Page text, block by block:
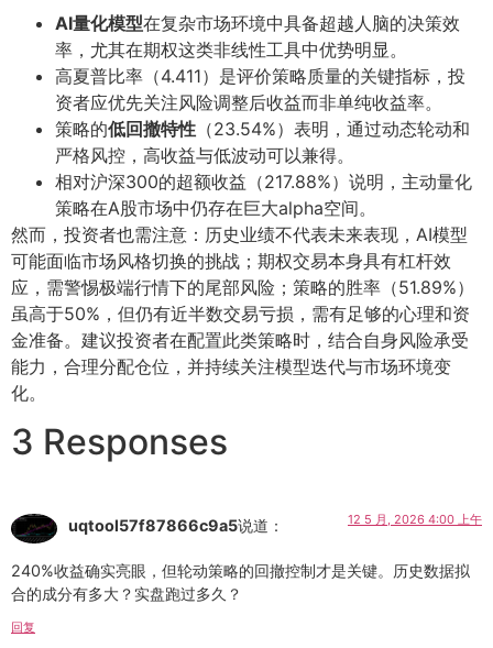
AI量化模型在复杂市场环境中具备超越人脑的决策效
率，尤其在期权这类非线性工具中优势明显。
高夏普比率（4.411）是评价策略质量的关键指标，投
资者应优先关注风险调整后收益而非单纯收益率。
策略的低回撤特性 （23.54%）表明，通过动态轮动和
严格风控，高收益与低波动可以兼得。
相对沪深300的超额收益（217.88%）说明，主动量化
策略在A股市场中仍存在巨大alpha空间。
然而，投资者也需注意：历史业绩不代表未来表现，AI模型
可能面临市场风格切换的挑战；期权交易本身具有杠杆效
应，需警惕极端行情下的尾部风险；策略的胜率（51.89%）
虽高于50%，但仍有近半数交易亏损，需有足够的心理和资
金准备。建议投资者在配置此类策略时，结合自身风险承受
能力，合理分配仓位，并持续关注模型迭代与市场环境变
化。
3 Responses
uqtool57f87866c9a5说道： 12 5 月, 2026 4:00 上午
240%收益确实亮眼，但轮动策略的回撤控制才是关键。历史数据拟
合的成分有多大？实盘跑过多久？
回复